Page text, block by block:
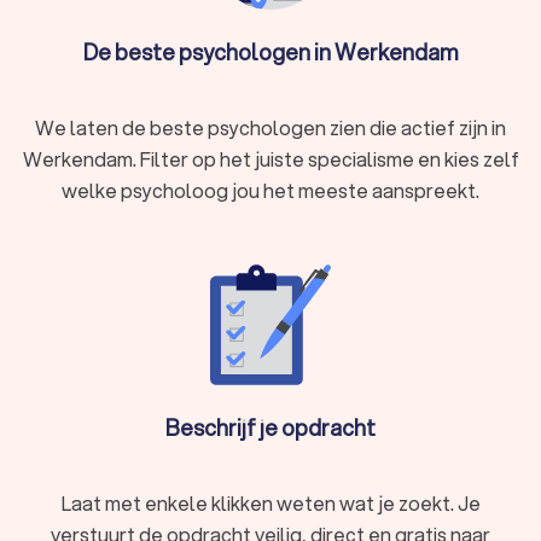
Trauma of PTSS
Een psycholoog in Werkendam biedt deskundige begeleiding
en helpt je weer in balans te komen.
Een psycholoog helpt mensen met psychische klachten,
zoals angst, stress, depressie of trauma's. Dit gebeurt door
middel van diagnostiek, therapie en begeleiding. Afhankelijk
van de specialisatie van de psycholoog kunnen verschillende
behandelmethoden worden toegepast, zoals cognitieve
Soorten psychologen
Er zijn verschillende soorten psychologen, elk
De beste psychologen in Werkendam
We laten de beste psychologen zien die actief zijn in
Werkendam. Filter op het juiste specialisme en kies zelf
welke psycholoog jou het meeste aanspreekt.
Beschrijf je opdracht
Laat met enkele klikken weten wat je zoekt. Je
verstuurt de opdracht veilig, direct en gratis naar